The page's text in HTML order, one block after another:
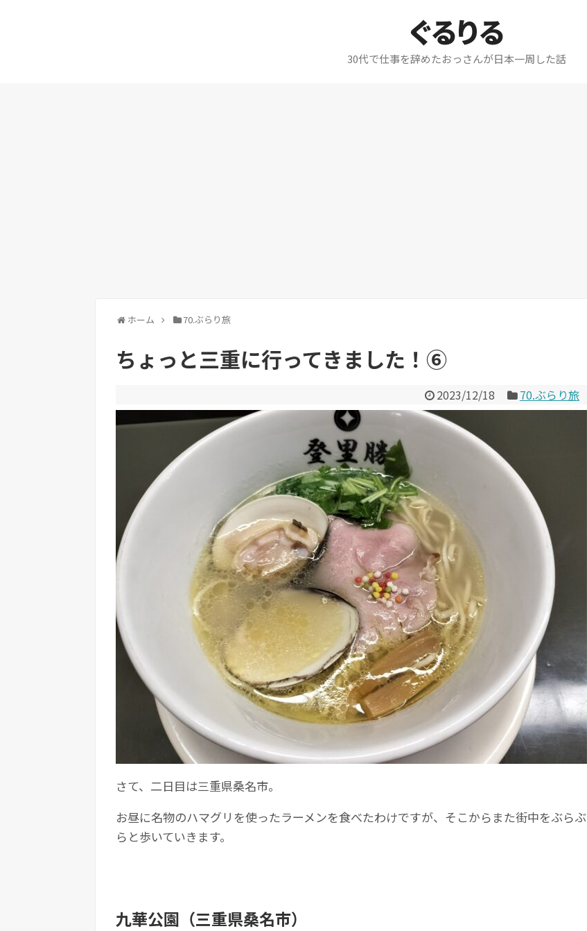
ぐるりる
30代で仕事を辞めたおっさんが日本一周した話
ホーム 70.ぶらり旅
ちょっと三重に行ってきました！⑥
2023/12/18 70.ぶらり旅
さて、二日目は三重県桑名市。
お昼に名物のハマグリを使ったラーメンを食べたわけですが、そこからまた街中をぶらぶ
らと歩いていきます。
九華公園（三重県桑名市）